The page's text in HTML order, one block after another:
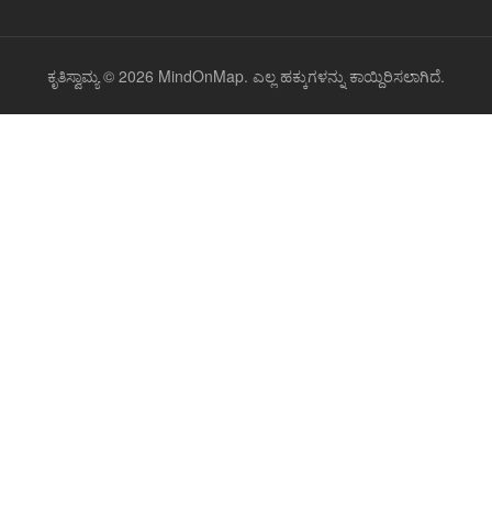
ಕೃತಿಸ್ವಾಮ್ಯ © 2026 MindOnMap. ಎಲ್ಲ ಹಕ್ಕುಗಳನ್ನು ಕಾಯ್ದಿರಿಸಲಾಗಿದೆ.